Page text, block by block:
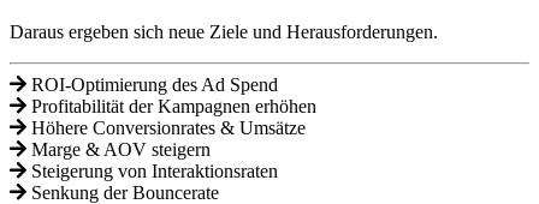
Daraus ergeben sich neue Ziele und Herausforderungen.
ROI-Optimierung des Ad Spend
Profitabilität der Kampagnen erhöhen
Höhere Conversionrates & Umsätze
Marge & AOV steigern
Steigerung von Interaktionsraten
Senkung der Bouncerate